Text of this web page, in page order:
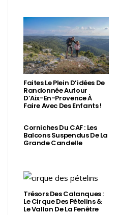
Faites Le Plein D’idées De
Randonnée Autour
D’Aix-En-Provence À
Faire Avec Des Enfants !
Corniches Du CAF : Les
Balcons Suspendus De La
Grande Candelle
Trésors Des Calanques :
Le Cirque Des Pételins &
Le Vallon De La Fenêtre